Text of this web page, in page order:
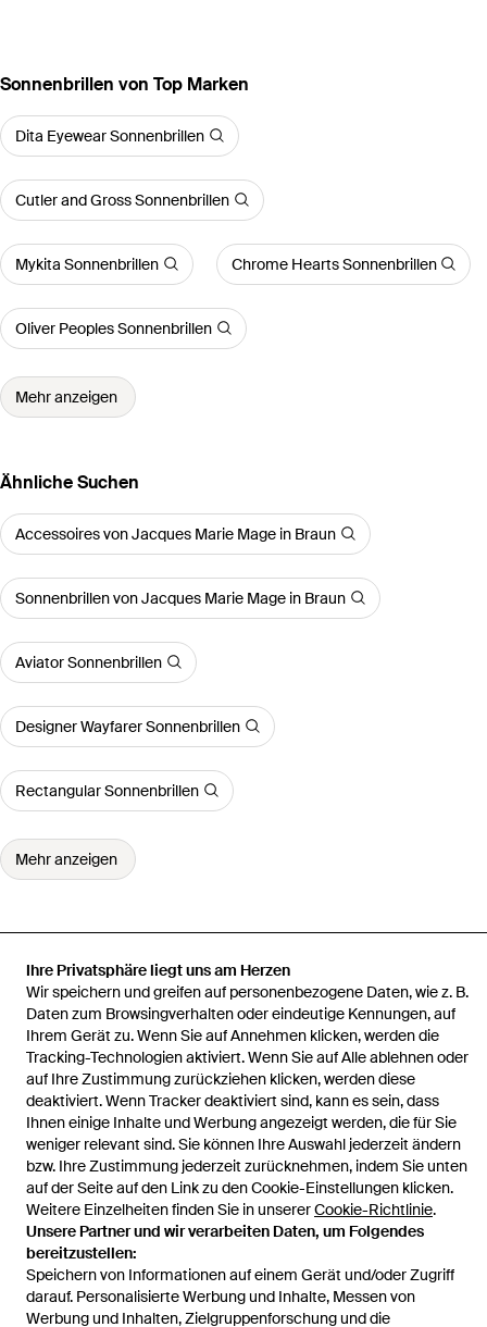
Ihre Privatsphäre liegt uns am Herzen
Wir speichern und greifen auf personenbezogene Daten, wie z. B.
Daten zum Browsingverhalten oder eindeutige Kennungen, auf
Ihrem Gerät zu. Wenn Sie auf Annehmen klicken, werden die
Tracking-Technologien aktiviert. Wenn Sie auf Alle ablehnen oder
auf Ihre Zustimmung zurückziehen klicken, werden diese
deaktiviert. Wenn Tracker deaktiviert sind, kann es sein, dass
Ihnen einige Inhalte und Werbung angezeigt werden, die für Sie
weniger relevant sind. Sie können Ihre Auswahl jederzeit ändern
bzw. Ihre Zustimmung jederzeit zurücknehmen, indem Sie unten
auf der Seite auf den Link zu den Cookie-Einstellungen klicken.
Weitere Einzelheiten finden Sie in unsererCookie-Richtlinie.
Unsere Partner und wir verarbeiten Daten, um Folgendes
bereitzustellen:
Speichern von Informationen auf einem Gerät und/oder Zugriff
darauf. Personalisierte Werbung und Inhalte, Messen von
Werbung und Inhalten, Zielgruppenforschung und die
Sonnenbrillen von Top Marken
Dita Eyewear Sonnenbrillen
Cutler and Gross Sonnenbrillen
Mykita Sonnenbrillen Chrome Hearts Sonnenbrillen
Oliver Peoples Sonnenbrillen
Mehr anzeigen
Ähnliche Suchen
Accessoires von Jacques Marie Mage in Braun
Sonnenbrillen von Jacques Marie Mage in Braun
Aviator Sonnenbrillen
Designer Wayfarer Sonnenbrillen
Rectangular Sonnenbrillen
Mehr anzeigen
Startseite Herren Sonnenbrillen
Jacques Marie Mage
Sonnenbrillen
Eckige Sonnenbrille Zimmerman
Hilfe und Informationen